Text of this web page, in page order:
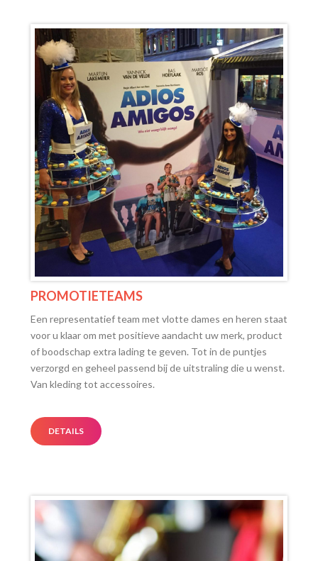
PROMOTIETEAMS
Een representatief team met vlotte dames en heren staat
voor u klaar om met positieve aandacht uw merk, product
of boodschap extra lading te geven. Tot in de puntjes
verzorgd en geheel passend bij de uitstraling die u wenst.
Van kleding tot accessoires.
DETAILS